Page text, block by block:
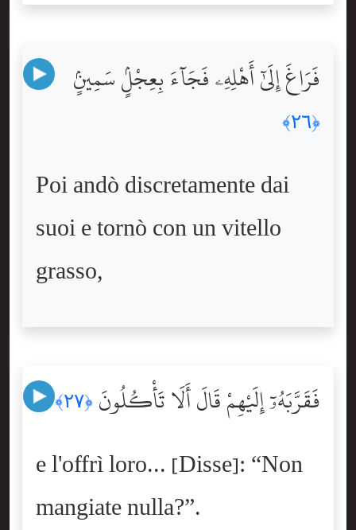
فَرَاغَ إِلَىٰٓ أَهْلِهِۦ فَجَآءَ بِعِجْلٍۢ سَمِينٍۢ
﴿٢٦﴾
Poi andò discretamente dai
suoi e tornò con un vitello
grasso,
فَقَرَّبَهُۥٓ إِلَيْهِمْ قَالَ أَلَا تَأْكُلُونَ ﴿٢٧﴾
e l'offrì loro... [Disse]: “Non
mangiate nulla?”.